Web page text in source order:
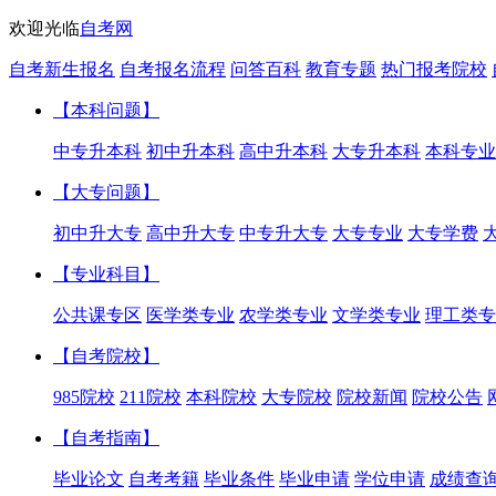
欢迎光临自考网
自考新生报名 自考报名流程 问答百科 教育专题 热门报考院校
【本科问题】
中专升本科 初中升本科 高中升本科 大专升本科 本科专业
【大专问题】
初中升大专 高中升大专 中专升大专 大专专业 大专学费
【专业科目】
公共课专区 医学类专业 农学类专业 文学类专业 理工类
【自考院校】
985院校 211院校 本科院校 大专院校 院校新闻 院校公告
【自考指南】
毕业论文 自考考籍 毕业条件 毕业申请 学位申请 成绩查